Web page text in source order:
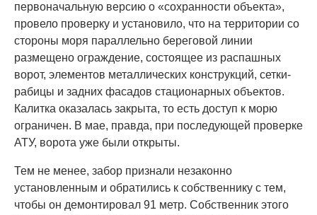
первоначальную версию о «сохранности объекта»,
провело проверку и установило, что на территории со
стороны моря параллельно береговой линии
размещено ограждение, состоящее из распашных
ворот, элементов металлических конструкций, сетки-
рабицы и задних фасадов стационарных объектов.
Калитка оказалась закрыта, то есть доступ к морю
ограничен. В мае, правда, при последующей проверке
АТУ, ворота уже были открыты.
Тем не менее, забор признали незаконно
установленным и обратились к собственнику с тем,
чтобы он демонтировал 91 метр. Собственник этого